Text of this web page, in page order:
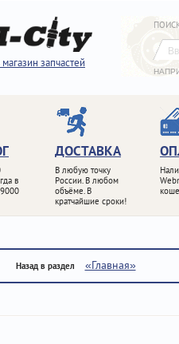
запчастей
в
ДОСТАВКА
В любую точку
России. В любом
объёме. В
кратчайшие сроки!
Назад в раздел «Главная»